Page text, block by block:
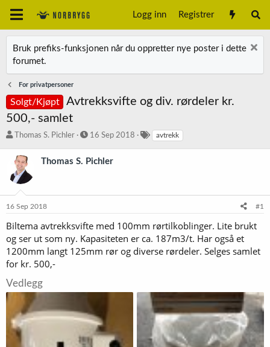
Logg inn Registrer
Bruk prefiks-funksjonen når du oppretter nye poster i dette
forumet.
For privatpersoner
Solgt/Kjøpt
Avtrekksvifte og div. rørdeler kr.
500,- samlet
T
å
d
s
r
t
e
r
Thomas S. Pichler
S
a
r
16 Sep 2018 avtrekk
Thomas S. Pichler
16 Sep 2018 #1
Biltema avtrekksvifte med 100mm rørtilkoblinger. Lite brukt
og ser ut som ny. Kapasiteten er ca. 187m3/t. Har også et
1200mm langt 125mm rør og diverse rørdeler. Selges samlet
for kr. 500,-
Vedlegg